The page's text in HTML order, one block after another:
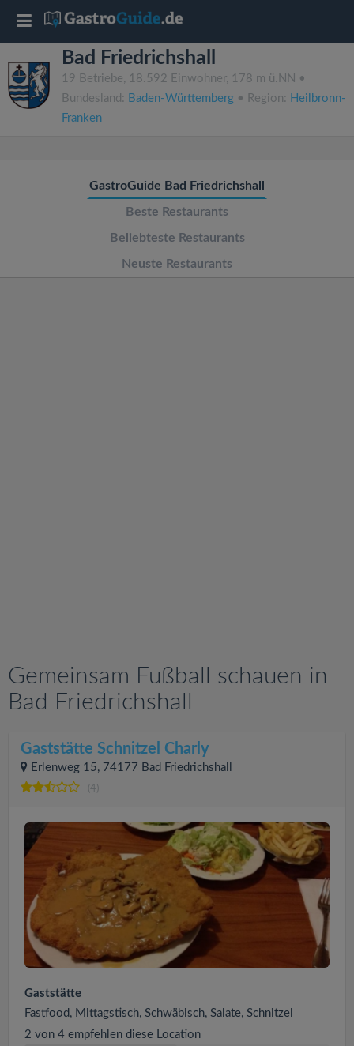
Bad Friedrichshall
19 Betriebe, 18.592 Einwohner, 178 m ü.NN •
Bundesland: Baden-Württemberg • Region: Heilbronn-
Franken
GastroGuide Bad Friedrichshall
Beste Restaurants
Beliebteste Restaurants
Neuste Restaurants
Gemeinsam Fußball schauen in
Bad Friedrichshall
Gaststätte Schnitzel Charly
Erlenweg 15, 74177 Bad Friedrichshall
(4)
Gaststätte
Fastfood, Mittagstisch, Schwäbisch, Salate, Schnitzel
2 von 4 empfehlen diese Location
T
o
g